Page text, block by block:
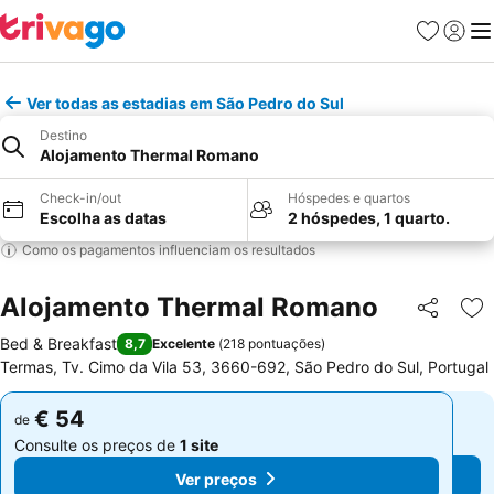
Favoritos
Iniciar
Ver todas as estadias em São Pedro do Sul
Destino
Alojamento Thermal Romano
Check-in/out
Escolha as datas
Hóspedes e quartos
2 hóspedes, 1 quarto.
Como os pagamentos influenciam os resultados
Alojamento Thermal Romano Partilhar
Bed & Breakfast 8,7 Excelente (218 pontuações)
Termas, Tv. Cimo da Vila 53, 3660-692, São Pedro do Sul, Portugal
de € 54
Consulte os preços de 1 site
Ver preços
de € 54
Consulte os preços de 1 site
Ver preços